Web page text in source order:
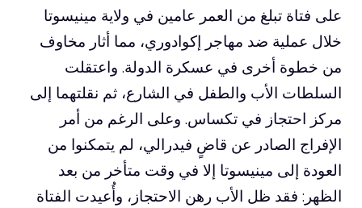
على فتاة تبلغ من العمر عامين في ولاية مينيسوتا
خلال عملية ضد مهاجر إكوادوري، مما أثار مخاوف
من خطوة أخرى في عسكرة الدولة. واعتقلت
السلطات الأب والطفل في الشارع، ثم نقلتهما إلى
مركز احتجاز في تكساس. وعلى الرغم من أمر
الإفراج الصادر عن قاضٍ فيدرالي، لم يتمكنوا من
العودة إلى مينيسوتا إلا في وقت متأخر من بعد
الظهر: فقد ظل الأب رهن الاحتجاز، وأُعيدت الفتاة